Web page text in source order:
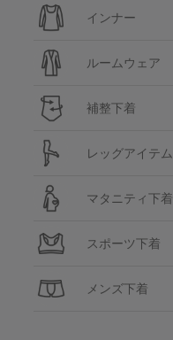
インナー
ルームウェア
補整下着
レッグアイテム
マタニティ下着
スポーツ下着
メンズ下着